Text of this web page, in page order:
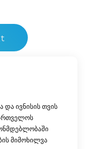
მიმოხილვა